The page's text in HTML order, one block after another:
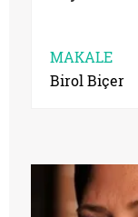
MAKALE
Birol Biçer